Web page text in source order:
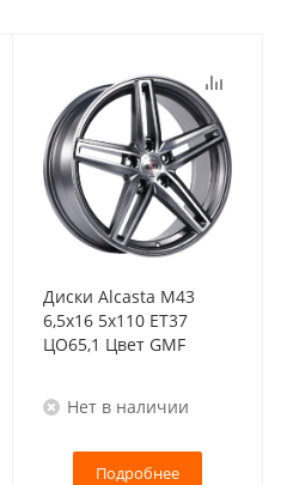
Диски Alcasta M43
6,5x16 5x110 ET37
ЦО65,1 Цвет GMF
Нет в наличии
Подробнее